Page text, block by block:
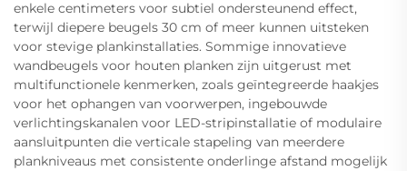
enkele centimeters voor subtiel ondersteunend effect,
terwijl diepere beugels 30 cm of meer kunnen uitsteken
voor stevige plankinstallaties. Sommige innovatieve
wandbeugels voor houten planken zijn uitgerust met
multifunctionele kenmerken, zoals geïntegreerde haakjes
voor het ophangen van voorwerpen, ingebouwde
verlichtingskanalen voor LED-stripinstallatie of modulaire
aansluitpunten die verticale stapeling van meerdere
plankniveaus met consistente onderlinge afstand mogelijk